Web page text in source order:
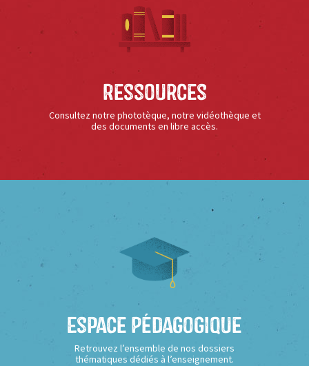
Ressources
Consultez notre phototèque, notre vidéothèque et
des documents en libre accès.
Espace Pédagogique
Retrouvez l’ensemble de nos dossiers
thématiques dédiés à l’enseignement.